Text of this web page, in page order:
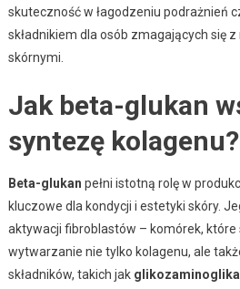
skuteczność w łagodzeniu podrażnień
składnikiem dla osób zmagających się
skórnymi.
Jak beta-glukan
syntezę kolagenu?
Beta-glukan pełni istotną rolę w
kluczowe dla kondycji i estetyki skóry.
aktywacji fibroblastów – komórek,
wytwarzanie nie tylko kolagenu, ale
składników, takich jak